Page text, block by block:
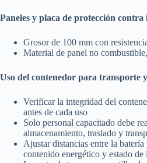
Paneles y placa de protección contra
Grosor de 100 mm con
Material de panel no
Uso del contenedor para transporte
Verificar la integridad del
antes de cada uso
Solo personal capacitado debe
almacenamiento, traslado y
Ajustar distancias entre la batería
contenido energético y estado de